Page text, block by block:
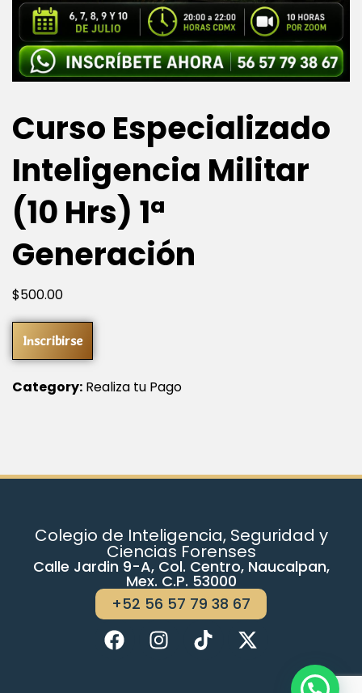
Curso Especializado
Inteligencia Militar
(10 Hrs) 1ª
Generación
$500.00
Inscribirse
Category: Realiza tu Pago
Colegio de Inteligencia, Seguridad y
Ciencias Forenses
Calle Jardin 9-A, Col. Centro, Naucalpan,
Mex. C.P. 53000
+52 56 57 79 38 67